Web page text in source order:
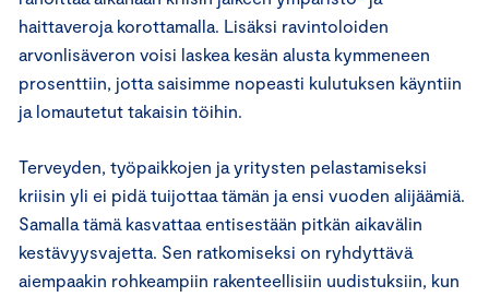
haittaveroja korottamalla. Lisäksi ravintoloiden
arvonlisäveron voisi laskea kesän alusta kymmeneen
prosenttiin, jotta saisimme nopeasti kulutuksen käyntiin
ja lomautetut takaisin töihin.
Terveyden, työpaikkojen ja yritysten pelastamiseksi
kriisin yli ei pidä tuijottaa tämän ja ensi vuoden alijäämiä.
Samalla tämä kasvattaa entisestään pitkän aikavälin
kestävyysvajetta. Sen ratkomiseksi on ryhdyttävä
aiempaakin rohkeampiin rakenteellisiin uudistuksiin, kun